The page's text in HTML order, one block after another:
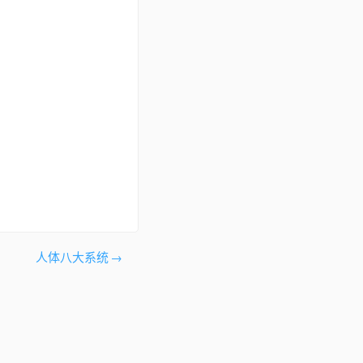
人体八大系统